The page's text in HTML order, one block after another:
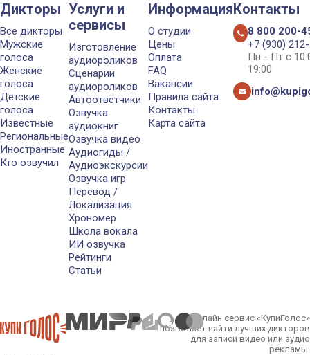
Дикторы
Все дикторы
Мужские
голоса
Женские
голоса
Детские
голоса
Известные
Региональные
Иностранные
Кто озвучил
Услуги и
сервисы
Изготовление
аудиороликов
Сценарии
аудиороликов
Автоответчики
Озвучка
аудиокниг
Озвучка видео
Аудиогиды /
Аудиоэкскурсии
Озвучка игр
Перевод /
Локализация
Хрономер
Школа вокала
ИИ озвучка
Рейтинги
Статьи
Информация
О студии
Цены
Оплата
FAQ
Вакансии
Правила сайта
Контакты
Карта сайта
Контакты
8 800 200-
+7 (930)
Пн - Пт с
19:00
Онлайн сервис «КупиГолос»
позволяет найти лучших дикторов
для записи видео или аудио
рекламы.